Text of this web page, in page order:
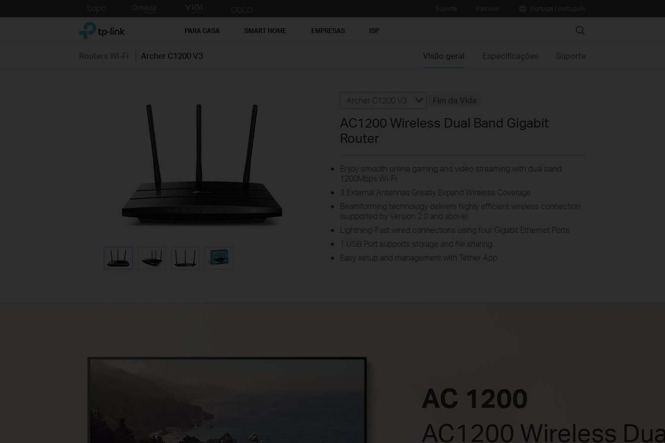
to
TP-Link, Reliably Smart PARA CASA SMART HOME EMPRESAS ISP Search
Routers Wi-Fi Archer C1200 V3 Visão geral Especificações Suporte
Archer C1200 V3 Fim da Vida
AC1200 Wireless Dual Band Gigabit
Router
Enjoy smooth online gaming and video streaming with dual band
1200Mbps Wi-Fi
3 External Antennas Greatly Expand Wireless Coverage
Beamforming technology delivers highly efficient wireless connection
(supported by Version 2.0 and above)
Lightning-Fast wired connections using four Gigabit Ethernet Ports
1 USB Port supports storage and file sharing
Easy setup and management with Tether App
AC 1200
AC1200 Wireless